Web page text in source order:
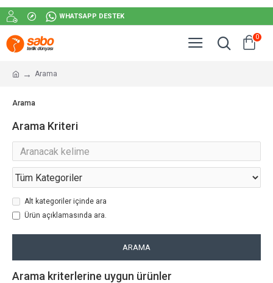
WHATSAPP DESTEK
0
Arama
Arama
Arama Kriteri
Alt kategoriler içinde ara
Ürün açıklamasında ara.
ARAMA
Arama kriterlerine uygun ürünler